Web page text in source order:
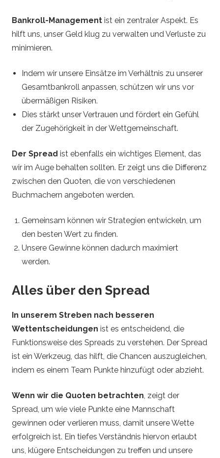
Bankroll-Management ist ein zentraler Aspekt. Es
hilft uns, unser Geld klug zu verwalten und Verluste zu
minimieren.
Indem wir unsere Einsätze im Verhältnis zu unserer
Gesamtbankroll anpassen, schützen wir uns vor
übermäßigen Risiken.
Dies stärkt unser Vertrauen und fördert ein Gefühl
der Zugehörigkeit in der Wettgemeinschaft.
Der Spread ist ebenfalls ein wichtiges Element, das
wir im Auge behalten sollten. Er zeigt uns die Differenz
zwischen den Quoten, die von verschiedenen
Buchmachern angeboten werden.
Gemeinsam können wir Strategien entwickeln, um
den besten Wert zu finden.
Unsere Gewinne können dadurch maximiert
werden.
Alles über den Spread
In unserem Streben nach besseren
Wettentscheidungen ist es entscheidend, die
Funktionsweise des Spreads zu verstehen. Der Spread
ist ein Werkzeug, das hilft, die Chancen auszugleichen,
indem es einem Team Punkte hinzufügt oder abzieht.
Wenn wir die Quoten betrachten, zeigt der
Spread, um wie viele Punkte eine Mannschaft
gewinnen oder verlieren muss, damit unsere Wette
erfolgreich ist. Ein tiefes Verständnis hiervon erlaubt
uns, klügere Entscheidungen zu treffen und unsere